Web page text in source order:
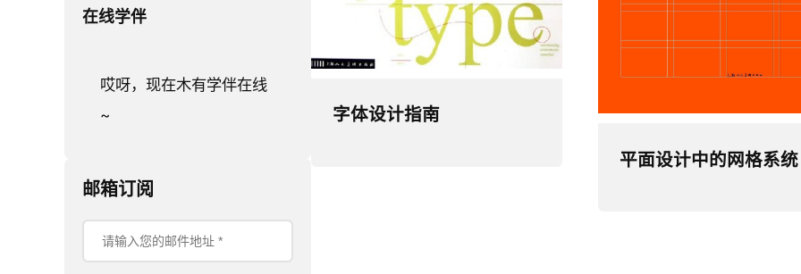
在线学伴
哎呀，现在木有学伴在线
~
邮箱订阅
字体设计指南
平面设计中的网格系统